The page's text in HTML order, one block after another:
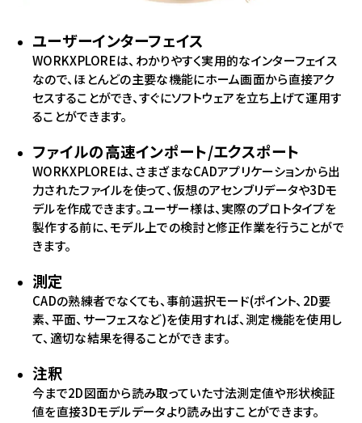
ユーザーインターフェイス
WORKXPLOREは、わかりやすく実用的なインターフェイス
なので、ほとんどの主要な機能にホーム画面から直接アク
セスすることができ、すぐにソフトウェアを立ち上げて運用す
ることができます。
ファイルの高速インポート/エクスポート
WORKXPLOREは、さまざまなCADアプリケーションから出
力されたファイルを使って、仮想のアセンブリデータや3Dモ
デルを作成できます。ユーザー様は、実際のプロトタイプを
製作する前に、モデル上での検討と修正作業を行うことがで
きます。
測定
CADの熟練者でなくても、事前選択モード(ポイント、2D要
素、平面、サーフェスなど)を使用すれば、測定機能を使用し
て、適切な結果を得ることができます。
注釈
今まで2D図面から読み取っていた寸法測定値や形状検証
値を直接3Dモデルデータより読み出すことができます。